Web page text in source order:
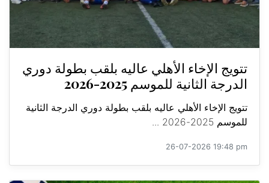
تتويج الإخاء الأهلي عاليه بلقب بطولة دوري
الدرجة الثانية للموسم 2025-2026
تتويج الإخاء الأهلي عاليه بلقب بطولة دوري الدرجة الثانية
للموسم 2025-2026 ...
26-07-2026 19:48 pm